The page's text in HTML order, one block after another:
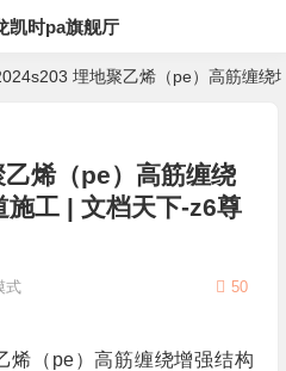
凯时pa旗舰厅
埋地聚乙烯（pe）高筋缠绕
烯（pe）高筋缠绕
施工 | 文档天下-z6尊
50
式
烯（pe）高筋缠绕增强结构